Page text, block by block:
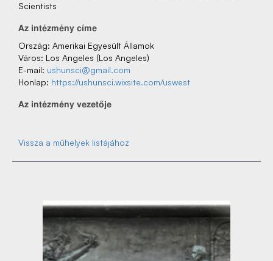
Scientists
Az‌ intézmény‌ címe
Ország: Amerikai Egyesült Államok
Város: Los Angeles (Los Angeles)
E-mail: ushunsci@gmail.com
Honlap: https://ushunsci.wixsite.com/uswest
Az‌ intézmény‌ vezetője
Vissza a műhelyek listájához